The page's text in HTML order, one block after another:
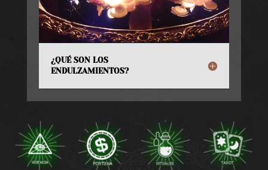
¿QUÉ SON LOS
ENDULZAMIENTOS?